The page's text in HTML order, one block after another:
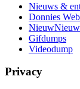
Nieuws &
Donnies
Gifdumps
Videodump
Privacy